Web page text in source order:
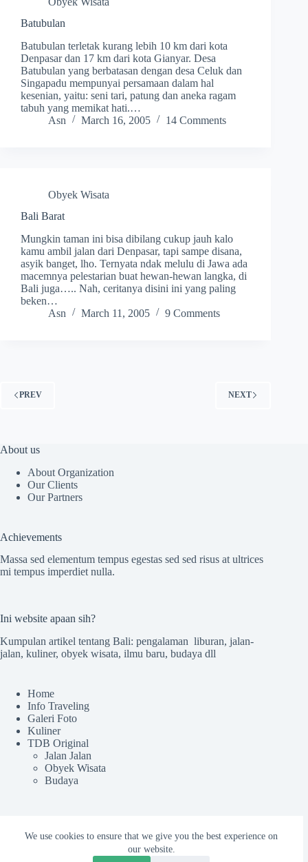
We use cookies to ensure that we give you the best experience on
our website.
Batubulan
Batubulan terletak kurang lebih 10 km dari kota
Denpasar dan 17 km dari kota Gianyar. Desa
Batubulan yang berbatasan dengan desa Celuk dan
Singapadu mempunyai persamaan dalam hal
kesenian, yaitu: seni tari, patung dan aneka ragam
tabuh yang memikat hati.…
Asn
March 16, 2005 14 Comments
Obyek Wisata
Bali Barat
Mungkin taman ini bisa dibilang cukup jauh kalo
kamu ambil jalan dari Denpasar, tapi sampe disana,
asyik banget, lho. Ternyata ndak melulu di Jawa ada
macemnya pelestarian buat hewan-hewan langka, di
Bali juga….. Nah, ceritanya disini ini yang paling
beken…
Asn
March 11, 2005 9 Comments
PREV NEXT
About us
About Organization
Our Clients
Our Partners
Achievements
Massa sed elementum tempus egestas sed sed risus at ultrices
mi tempus imperdiet nulla.
Ini website apaan sih?
Kumpulan artikel tentang Bali: pengalaman liburan, jalan-
jalan, kuliner, obyek wisata, ilmu baru, budaya dll
Home
Info Traveling
Galeri Foto
Kuliner
TDB Original
Jalan Jalan
Obyek Wisata
Budaya